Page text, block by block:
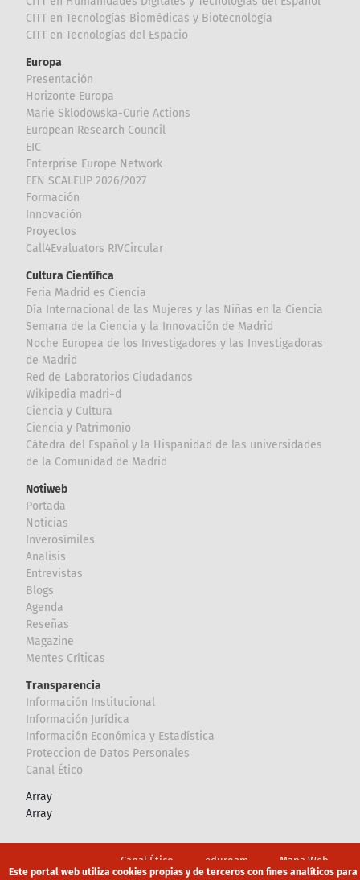
CITT en Tecnologías Biomédicas y Biotecnología
CITT en Tecnologías del Espacio
Europa
Presentación
Horizonte Europa
Marie Sklodowska-Curie Actions
European Research Council
EIC
Enterprise Europe Network
EEN SCALEUP 2026/2027
Formación
Innovación
Proyectos
Call4Evaluators RIVCircular
Cultura Científica
Feria Madrid es Ciencia
Día Internacional de las Mujeres y las Niñas en la Ciencia
Semana de la Ciencia y la Innovación de Madrid
Noche Europea de los Investigadores y las Investigadoras
de Madrid
Red de Laboratorios Ciudadanos
Wikipedia madri+d
Ciencia y Cultura
Ciencia y Patrimonio
Cátedra del Español y la Hispanidad de las universidades
de la Comunidad de Madrid
Notiweb
Portada
Noticias
Inverosímiles
Analisis
Entrevistas
Blogs
Agenda
Reseñas
Magazine
Mentes Críticas
Transparencia
Información Institucional
Información Jurídica
Información Económica y Estadística
Proteccion de Datos Personales
Canal Ético
Array
Array
Canal Ético eduroam Mapa Web
Este portal web utiliza cookies propias y de terceros con fines analíticos para